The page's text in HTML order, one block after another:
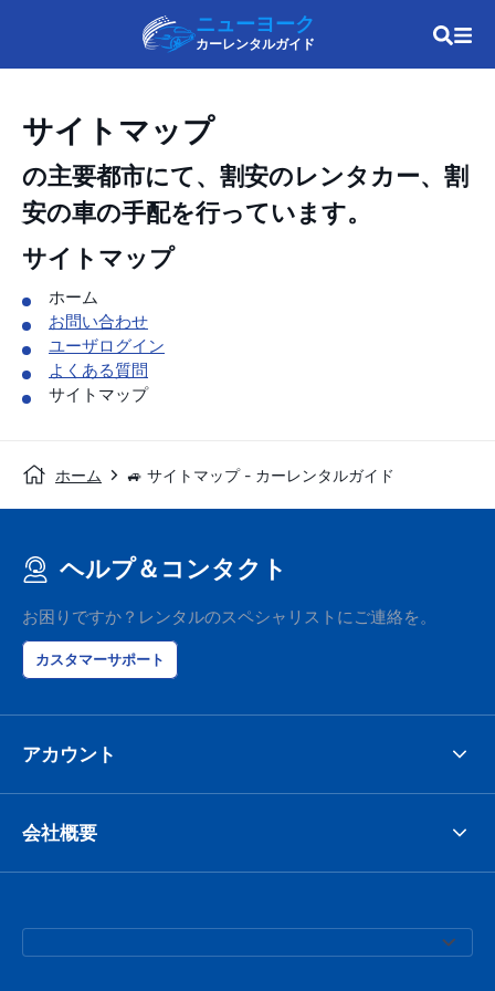
ニューヨーク
カーレンタルガイド
サイトマップ
の主要都市にて、割安のレンタカー、割
安の車の手配を行っています。
サイトマップ
ホーム
お問い合わせ
ユーザログイン
よくある質問
サイトマップ
ホーム 🚙 サイトマップ - カーレンタルガイド
ヘルプ＆コンタクト
お困りですか？レンタルのスペシャリストにご連絡を。
カスタマーサポート
アカウント
会社概要